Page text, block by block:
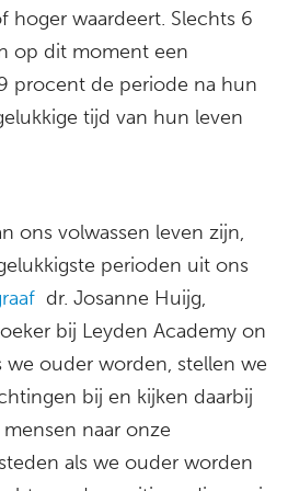
hoger waardeert. Slechts 6
op dit moment een
procent de periode na hun
tijd van hun leven
ons volwassen leven zijn,
perioden uit ons
dr. Josanne Huijg,
bij Leyden Academy on
we ouder worden, stellen we
bij en kijken daarbij
naar onze
als we ouder worden